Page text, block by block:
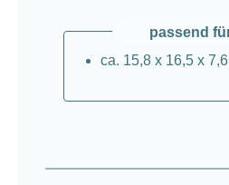
ca. 15,8 x 16,5 x 7,6